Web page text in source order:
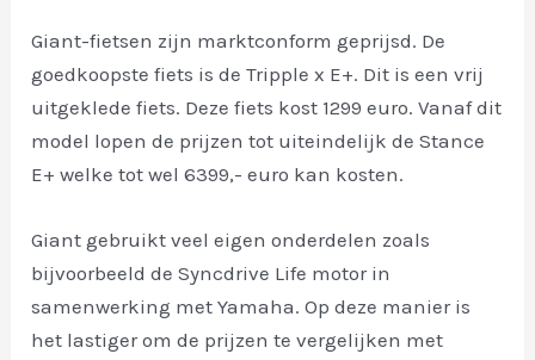
Giant-fietsen zijn marktconform geprijsd. De
goedkoopste fiets is de Tripple x E+. Dit is een vrij
uitgeklede fiets. Deze fiets kost 1299 euro. Vanaf dit
model lopen de prijzen tot uiteindelijk de Stance
E+ welke tot wel 6399,- euro kan kosten.
Giant gebruikt veel eigen onderdelen zoals
bijvoorbeeld de Syncdrive Life motor in
samenwerking met Yamaha. Op deze manier is
het lastiger om de prijzen te vergelijken met